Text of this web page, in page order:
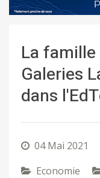
La
Galeries
dans
04 Mai 2021
Economie